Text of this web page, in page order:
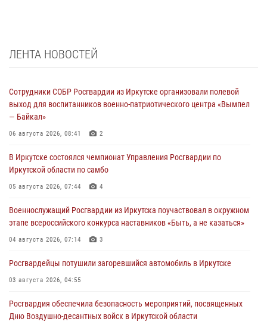
ЛЕНТА НОВОСТЕЙ
Сотрудники СОБР Росгвардии из Иркутске организовали полевой
выход для воспитанников военно-патриотического центра «Вымпел
— Байкал»
06 августа 2026, 08:41 2
В Иркутске состоялся чемпионат Управления Росгвардии по
Иркутской области по самбо
05 августа 2026, 07:44 4
Военнослужащий Росгвардии из Иркутска поучаствовал в окружном
этапе всероссийского конкурса наставников «Быть, а не казаться»
04 августа 2026, 07:14 3
Росгвардейцы потушили загоревшийся автомобиль в Иркутске
03 августа 2026, 04:55
Росгвардия обеспечила безопасность мероприятий, посвященных
Дню Воздушно-десантных войск в Иркутской области